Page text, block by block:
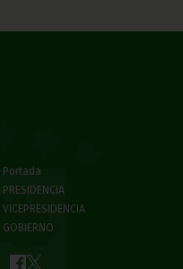
Portada
PRESIDENCIA
VICEPRESIDENCIA
GOBIERNO